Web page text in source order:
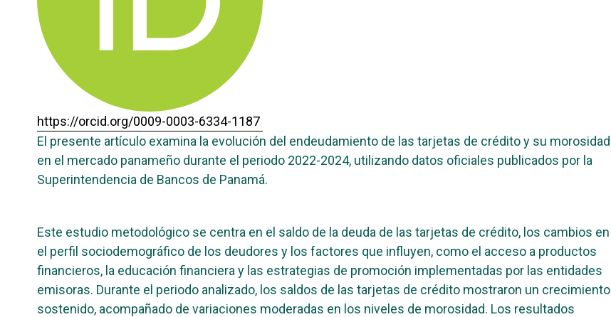
https://orcid.org/0009-0003-6334-1187
El presente artículo examina la evolución del endeudamiento de las tarjetas de crédito y su morosidad
en el mercado panameño durante el periodo 2022-2024, utilizando datos oficiales publicados por la
Superintendencia de Bancos de Panamá.
Este estudio metodológico se centra en el saldo de la deuda de las tarjetas de crédito, los cambios en
el perfil sociodemográfico de los deudores y los factores que influyen, como el acceso a productos
financieros, la educación financiera y las estrategias de promoción implementadas por las entidades
emisoras. Durante el periodo analizado, los saldos de las tarjetas de crédito mostraron un crecimiento
sostenido, acompañado de variaciones moderadas en los niveles de morosidad. Los resultados